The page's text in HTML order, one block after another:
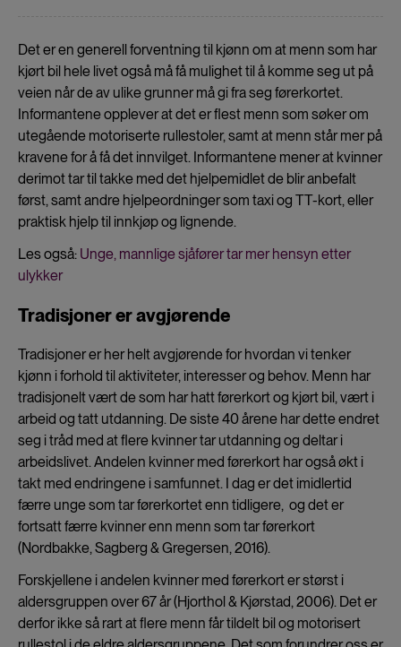
Det er en generell forventning til kjønn om at menn som har
kjørt bil hele livet også må få mulighet til å komme seg ut på
veien når de av ulike grunner må gi fra seg førerkortet.
Informantene opplever at det er flest menn som søker om
utegående motoriserte rullestoler, samt at menn står mer på
kravene for å få det innvilget. Informantene mener at kvinner
derimot tar til takke med det hjelpemidlet de blir anbefalt
først, samt andre hjelpeordninger som taxi og TT-kort, eller
praktisk hjelp til innkjøp og lignende.
Les også: Unge, mannlige sjåfører tar mer hensyn etter
ulykker
Tradisjoner er avgjørende
Tradisjoner er her helt avgjørende for hvordan vi tenker
kjønn i forhold til aktiviteter, interesser og behov. Menn har
tradisjonelt vært de som har hatt førerkort og kjørt bil, vært i
arbeid og tatt utdanning. De siste 40 årene har dette endret
seg i tråd med at flere kvinner tar utdanning og deltar i
arbeidslivet. Andelen kvinner med førerkort har også økt i
takt med endringene i samfunnet. I dag er det imidlertid
færre unge som tar førerkortet enn tidligere, og det er
fortsatt færre kvinner enn menn som tar førerkort
(Nordbakke, Sagberg & Gregersen, 2016).
Forskjellene i andelen kvinner med førerkort er størst i
aldersgruppen over 67 år (Hjorthol & Kjørstad, 2006). Det er
derfor ikke så rart at flere menn får tildelt bil og motorisert